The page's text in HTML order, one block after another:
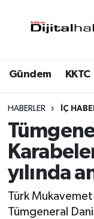
Gündem KKTC
HABERLER İÇ
yılında
Türk Mukavemet
Tümgeneral
Trafik Durumu
Süper Lig
Tüm
Son Dakika
Haber Arşivi